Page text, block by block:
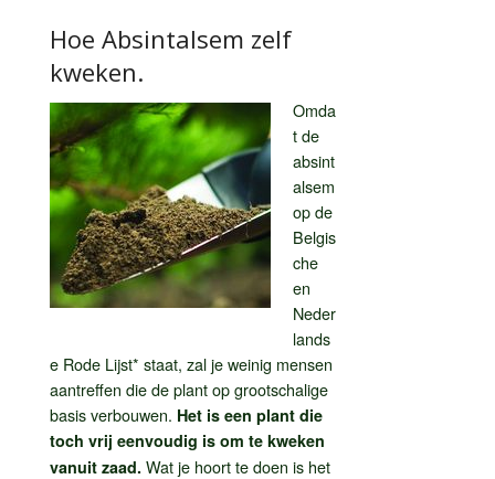
Hoe Absintalsem zelf
kweken.
Omda
t de
absint
alsem
op de
Belgis
che
en
Neder
lands
e Rode Lijst* staat, zal je weinig mensen
aantreffen die de plant op grootschalige
basis verbouwen. Het is een plant die
toch vrij eenvoudig is om te kweken
vanuit zaad. Wat je hoort te doen is het